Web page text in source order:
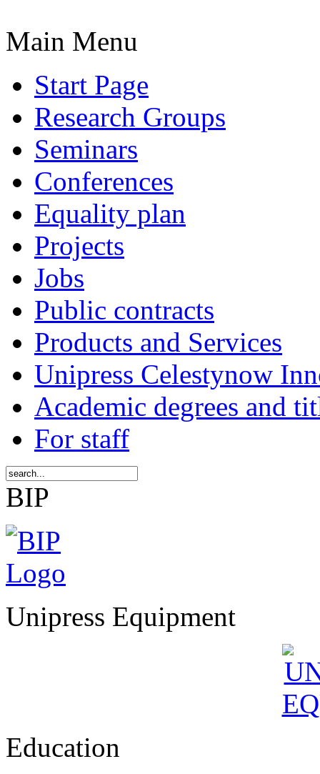
Main Menu
Start Page
Research Groups
Seminars
Conferences
Equality plan
Projects
Jobs
Public contracts
Products and Services
Unipress Celestynow
Academic degrees and
For staff
BIP
Unipress Equipment
Education